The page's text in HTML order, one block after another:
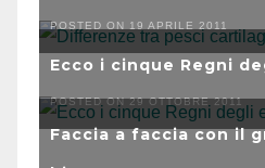
POSTED ON 19 APRILE 2011
Ecco i cinque Regni
POSTED ON 29 OTTOBRE 2011
Faccia a faccia con il